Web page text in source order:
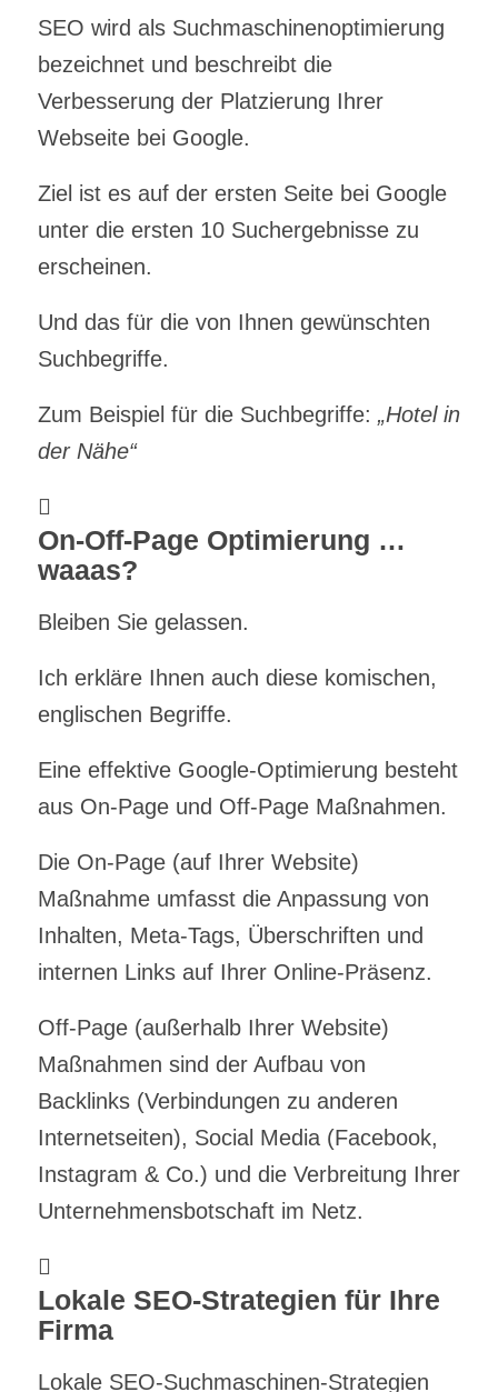
SEO wird als Suchmaschinenoptimierung
bezeichnet und beschreibt die
Verbesserung der Platzierung Ihrer
Webseite bei Google.
Ziel ist es auf der ersten Seite bei Google
unter die ersten 10 Suchergebnisse zu
erscheinen.
Und das für die von Ihnen gewünschten
Suchbegriffe.
Zum Beispiel für die Suchbegriffe: „Hotel in
der Nähe“
On-Off-Page Optimierung …
waaas?
Bleiben Sie gelassen.
Ich erkläre Ihnen auch diese komischen,
englischen Begriffe.
Eine effektive Google-Optimierung besteht
aus On-Page und Off-Page Maßnahmen.
Die On-Page (auf Ihrer Website)
Maßnahme umfasst die Anpassung von
Inhalten, Meta-Tags, Überschriften und
internen Links auf Ihrer Online-Präsenz.
Off-Page (außerhalb Ihrer Website)
Maßnahmen sind der Aufbau von
Backlinks (Verbindungen zu anderen
Internetseiten), Social Media (Facebook,
Instagram & Co.) und die Verbreitung Ihrer
Unternehmensbotschaft im Netz.
Lokale SEO-Strategien für Ihre
Firma
Lokale SEO-Suchmaschinen-Strategien